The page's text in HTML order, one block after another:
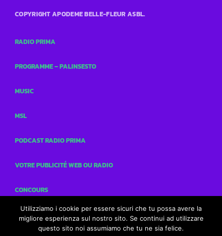
COPYRIGHT APODEME BELLE-FLEUR ASBL.
RADIO PRIMA
PROGRAMME – PALINSESTO
MUSIC
MSL
PODCAST RADIO PRIMA
VOTRE PUBLICITÉ WEB OU RADIO
CONCOURS
CONTACTS
Utilizziamo i cookie per essere sicuri che tu possa avere la
migliore esperienza sul nostro sito. Se continui ad utilizzare
questo sito noi assumiamo che tu ne sia felice.